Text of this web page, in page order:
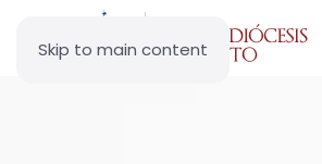
Skip to main content